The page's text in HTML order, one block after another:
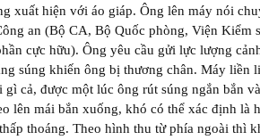
xuất hiện với áo giáp. Ông lên máy nói
an (Bộ CA, Bộ Quốc phòng, Viện Kiểm
cực hữu). Ông yêu cầu gửi lực lượng
súng khiến ông bị thương chân. Máy liền
gì cả, được một lúc ông rút súng ngắn bắn
lên mái bắn xuống, khó có thể xác định là
thoáng. Theo hình thu từ phía ngoài thì